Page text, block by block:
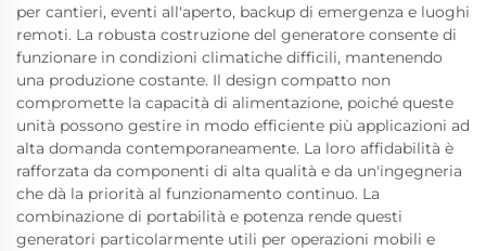
per cantieri, eventi all'aperto, backup di emergenza e luoghi
remoti. La robusta costruzione del generatore consente di
funzionare in condizioni climatiche difficili, mantenendo
una produzione costante. Il design compatto non
compromette la capacità di alimentazione, poiché queste
unità possono gestire in modo efficiente più applicazioni ad
alta domanda contemporaneamente. La loro affidabilità è
rafforzata da componenti di alta qualità e da un'ingegneria
che dà la priorità al funzionamento continuo. La
combinazione di portabilità e potenza rende questi
generatori particolarmente utili per operazioni mobili e